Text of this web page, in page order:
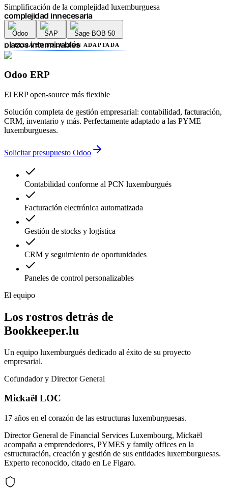
falta de transparencia
múltiples proveedores
complejidad innecesaria
errores contables
retrasos administrativos
plazos interminables
múltiples proveedores
errores contables
Simplificación de la complejidad luxemburguesa
Odoo SAP Sage BOB 50
ELIJA SU SOLUCIÓN ADAPTADA
Odoo ERP
El ERP open-source más flexible
Solución completa de gestión empresarial: contabilidad, facturación,
CRM, inventario y más. Perfectamente adaptado a las PYME
luxemburguesas.
Solicitar presupuesto Odoo
Contabilidad conforme al PCN luxemburgués
Facturación electrónica automatizada
Gestión de stocks y logística
CRM y seguimiento de oportunidades
Paneles de control personalizables
El equipo
Los rostros detrás de
Bookkeeper.lu
Un equipo luxemburgués dedicado al éxito de su proyecto
empresarial.
Cofundador y Director General
Mickaël LOC
17 años en el corazón de las estructuras luxemburguesas.
Director General de Financial Services Luxembourg, Mickaël
acompaña a emprendedores, PYMES y family offices en la
estructuración, creación y gestión de sus entidades luxemburguesas.
Experto reconocido, citado en Le Figaro.